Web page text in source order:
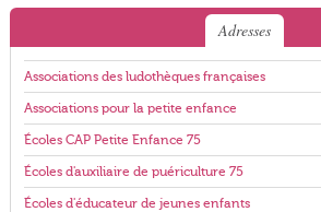
Adresses
Associations des ludothèques françaises
Associations pour la petite enfance
Écoles CAP Petite Enfance 75
Écoles d'auxiliaire de puériculture 75
Écoles d'éducateur de jeunes enfants